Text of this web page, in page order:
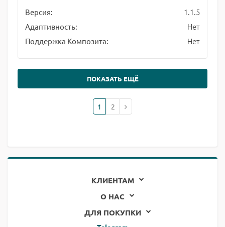
Версия: 1.1.5
Адаптивность: Нет
Поддержка Композита: Нет
ПОКАЗАТЬ ЕЩЁ
1 2
КЛИЕНТАМ
О НАС
ДЛЯ ПОКУПКИ